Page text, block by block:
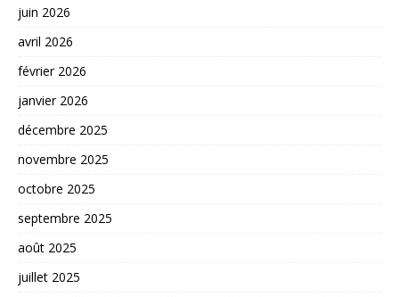
juin 2026
avril 2026
février 2026
janvier 2026
décembre 2025
novembre 2025
octobre 2025
septembre 2025
août 2025
juillet 2025